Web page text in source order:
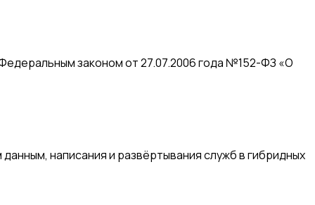
законом от 27.07.2006 года №152-ФЗ «О
написания и развёртывания служб в гибридных